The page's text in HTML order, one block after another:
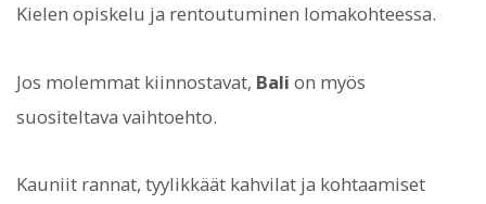
Kielen opiskelu ja rentoutuminen lomakohteessa.
Jos molemmat kiinnostavat, Bali on myös
suositeltava vaihtoehto.
Kauniit rannat, tyylikkäät kahvilat ja kohtaamiset